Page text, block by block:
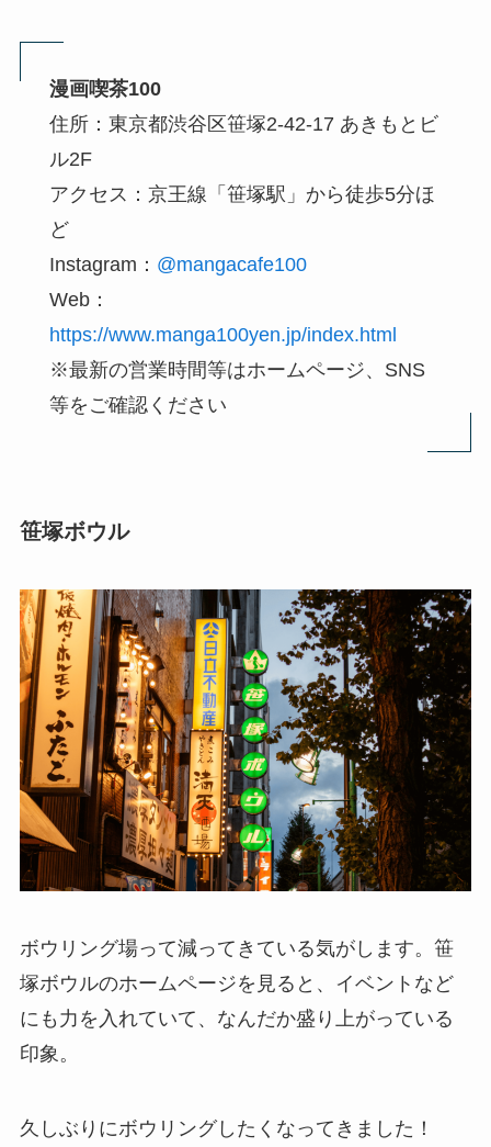
漫画喫茶100
住所：東京都渋谷区笹塚2-42-17 あきもとビ
ル2F
アクセス：京王線「笹塚駅」から徒歩5分ほ
ど
Instagram： @mangacafe100
Web：
https://www.manga100yen.jp/index.html
※最新の営業時間等はホームページ、SNS
等をご確認ください
笹塚ボウル
ボウリング場って減ってきている気がします。笹
塚ボウルのホームページを見ると、イベントなど
にも力を入れていて、なんだか盛り上がっている
印象。
久しぶりにボウリングしたくなってきました！